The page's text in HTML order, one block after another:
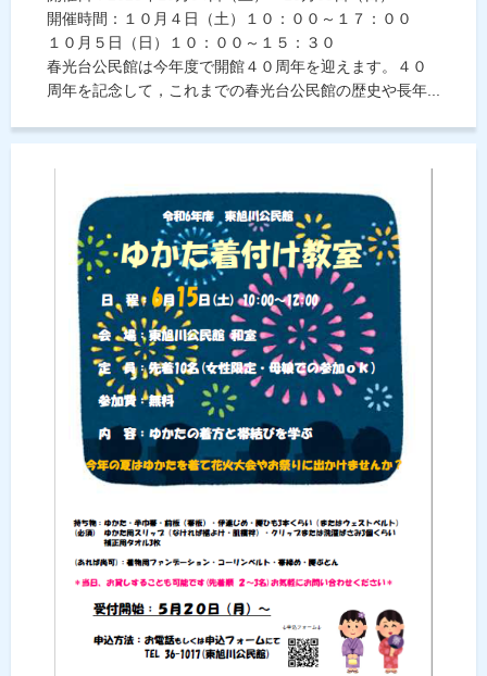
開催時間：１０月４日（土）１０：００～１７：００
１０月５日（日）１０：００～１５：３０
春光台公民館は今年度で開館４０周年を迎えます。４０
周年を記念して，これまでの春光台公民館の歴史や長年...